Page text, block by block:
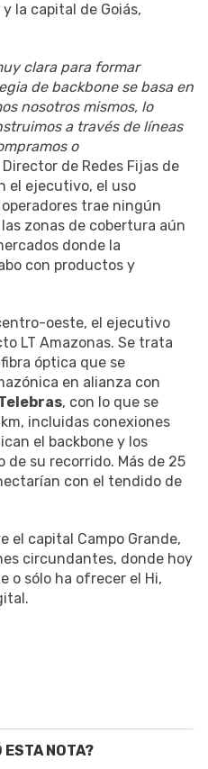
la capital de Goiás,
clara para formar
de backbone se basa en
nosotros mismos, lo
a través de líneas
o
de Redes Fijas de
el ejecutivo, el uso
trae ningún
zonas de cobertura aún
donde la
con productos y
oeste, el ejecutivo
LT Amazonas. Se trata
óptica que se
en alianza con
, con lo que se
incluidas conexiones
el backbone y los
su recorrido. Más de 25
con el tendido de
el capital Campo Grande,
circundantes, donde hoy
o sólo ha ofrecer el Hi,
ESTA NOTA?